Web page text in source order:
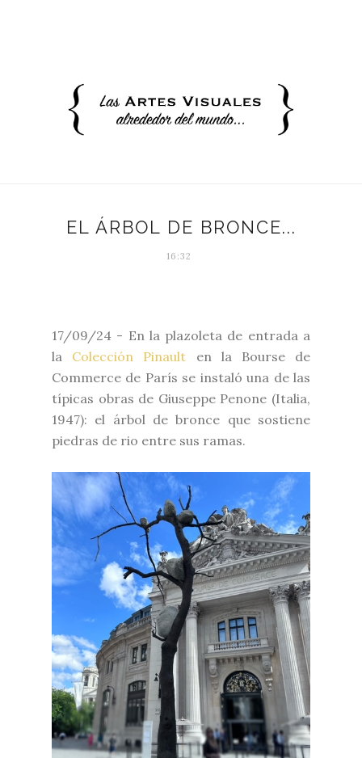
EL ÁRBOL DE BRONCE...
16:32
17/09/24 - En la plazoleta de entrada a
la Colección Pinault en la Bourse de
Commerce de París se instaló una de las
típicas obras de Giuseppe Penone (Italia,
1947): el árbol de bronce que sostiene
piedras de rio entre sus ramas.